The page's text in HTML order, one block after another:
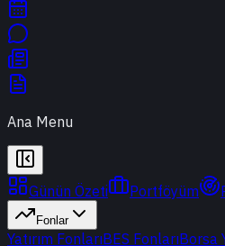
Ana Menu
Günün Özeti Portföyüm
Fonlar
Yatırım FonlarıBES FonlarıBorsa